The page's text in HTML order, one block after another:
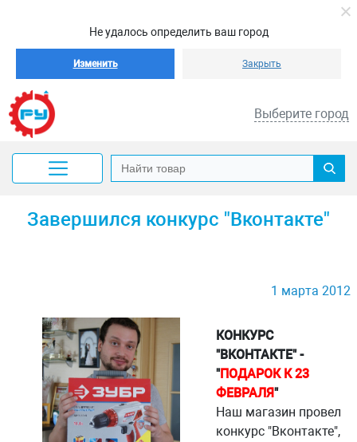
Не удалось определить ваш город
Изменить Закрыть
Выберите город
Завершился конкурс "Вконтакте"
1 марта 2012
КОНКУРС
"ВКОНТАКТЕ" -
"ПОДАРОК К 23
ФЕВРАЛЯ"
Наш магазин провел
конкурс "Вконтакте",